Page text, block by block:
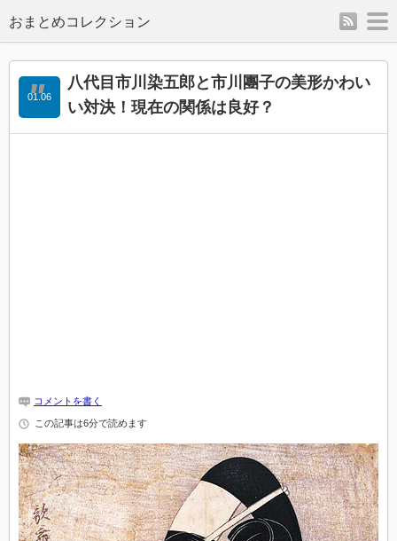
rss
八代目市川染五郎と市川團子の美形かわい
い対決！現在の関係は良好？
01.06
コメントを書く
この記事は6分で読めます